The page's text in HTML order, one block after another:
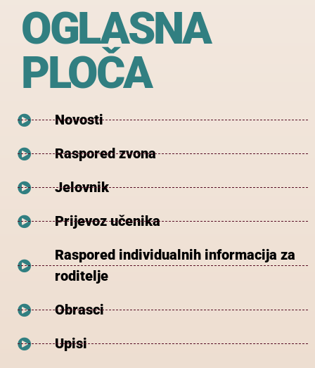
OGLASNA
PLOČA
Novosti
Raspored zvona
Jelovnik
Prijevoz učenika
Raspored individualnih informacija za
roditelje
Obrasci
Upisi